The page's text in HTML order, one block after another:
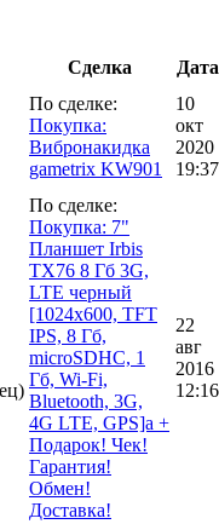
Сделка Дата
По сделке:
Покупка:
Вибронакидка
gametrix KW901
10
окт
2020
19:37
По сделке:
Покупка: 7"
Планшет Irbis
TX76 8 Гб 3G,
LTE черный
[1024x600, TFT
IPS, 8 Гб,
microSDHC, 1
Гб, Wi-Fi,
Bluetooth, 3G,
4G LTE, GPS]а +
Подарок! Чек!
Гарантия!
Обмен!
Доставка!
22
авг
2016
12:16